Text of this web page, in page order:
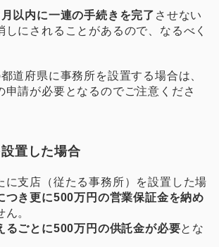
以内に一連の手続きを完了 させない
しにされることがあるので、なるべく
道府県に事務所を設置する場合は、
申請が必要となるのでご注意くださ
置した場合
に支店（従たる事務所）を設置した場
つき更に500万円の営業保証金を納め
。
るごとに500万円の供託金が必要とな